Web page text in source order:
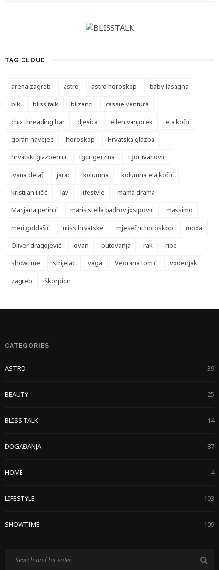
TAG CLOUD
arena zagreb astro astro horoskop
baby lasagna
bik
bliss talk blizanci
cassie ventura
chix threading bar
djevica ellen vanjorek
eta kočić
goran navojec
horoskop
Hrvatska glazba
hrvatski glazbenici
Igor geržina
Igor ivanović
ivana delač
jarac kolumna
kolumna eta kočić
kristijan iličić
lav lifestyle
mama drama
Marijana perinić
maris stella badrov josipović
massimo
meri goldašić
miss hrvatske mjesečni horoskop
moda
Oliver dragojević
ovan putovanja rak
ribe
showtime
strijelac vaga Vedrana tomić
vodenjak
zagreb
škorpion
CATEGORIES
ASTRO 39
BEAUTY 25
BLISS TALK 14
DOGAĐANJA 87
HOME 4
LIFESTYLE 103
SHOWTIME 109